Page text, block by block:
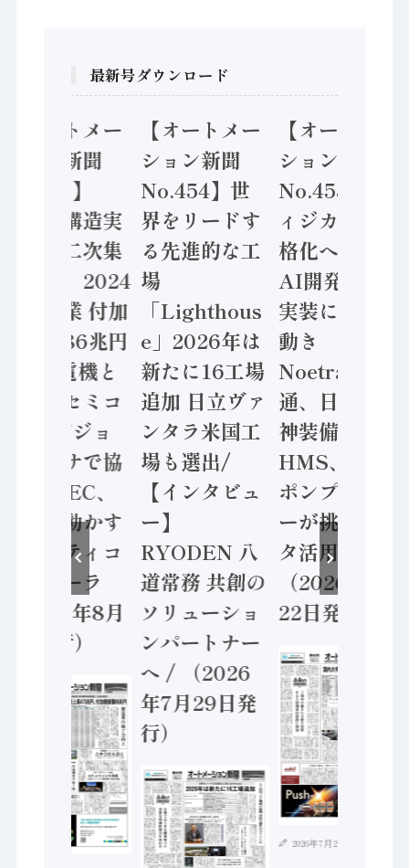
最新号ダウンロード
【オートメー
ション新聞
No.455】
「経済構造実
態調査二次集
計結果」2024
年製造業 付加
価値額86兆円
/ 三菱電機と
ソニーセミコ
ン AIビジョ
ンセンサで協
業 / IDEC、
安全に動かす
セーフティコ
ントローラ
（2026年8月
5日発行）
【オートメー
ション新聞
No.454】世
界をリードす
る先進的な工
場
「Lighthous
e」2026年は
新たに16工場
追加 日立ヴァ
ンタラ米国工
場も選出/
【インタビュ
ー】
RYODEN 八
道常務 共創の
ソリューショ
ンパートナー
へ / （2026
年7月29日発
行）
【オートメー
ション新聞
No.453】フ
ィジカルAI本
格化へ 国産
AI開発や社会
実装に活発な
動き
Noetra、富士
通、日立 / 兵
神装備 ×
HMS、老舗
ポンプメーカ
ーが挑むデー
タ活用 など
（2026年7月
22日発行）
2026年7月21日